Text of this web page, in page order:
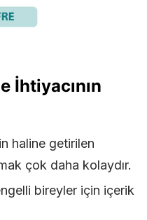
İhtiyacının
haline getirilen
çok daha kolaydır.
bireyler için içerik